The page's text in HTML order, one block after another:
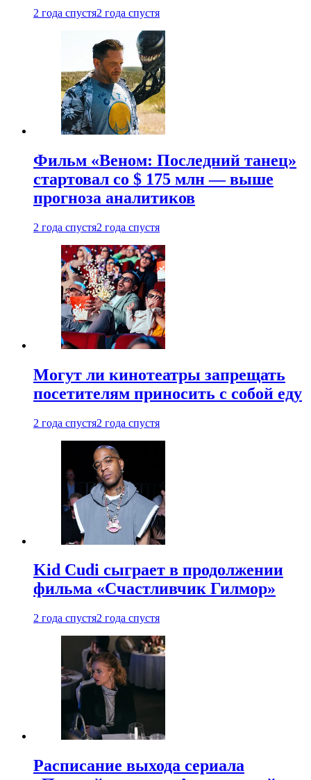
2 года спустя2 года спустя
Фильм «Веном: Последний танец»
стартовал со $ 175 млн — выше
прогноза аналитиков
2 года спустя2 года спустя
Могут ли кинотеатры запрещать
посетителям приносить с собой еду
2 года спустя2 года спустя
Kid Cudi сыграет в продолжении
фильма «Счастливчик Гилмор»
2 года спустя2 года спустя
Расписание выхода сериала